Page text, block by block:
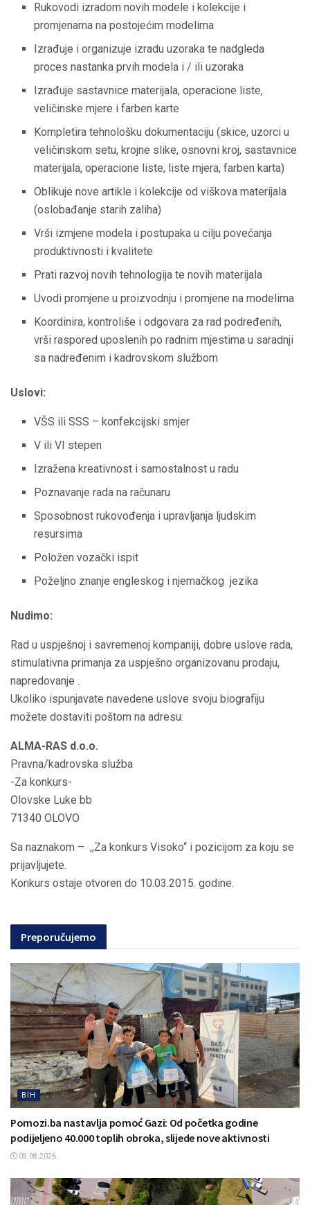
Rukovodi izradom novih modele i kolekcije i
promjenama na postojećim modelima
Izrađuje i organizuje izradu uzoraka te nadgleda
proces nastanka prvih modela i / ili uzoraka
Izrađuje sastavnice materijala, operacione liste,
veličinske mjere i farben karte
Kompletira tehnološku dokumentaciju (skice, uzorci u
veličinskom setu, krojne slike, osnovni kroj, sastavnice
materijala, operacione liste, liste mjera, farben karta)
Oblikuje nove artikle i kolekcije od viškova materijala
(oslobađanje starih zaliha)
Vrši izmjene modela i postupaka u cilju povećanja
produktivnosti i kvalitete
Prati razvoj novih tehnologija te novih materijala
Uvodi promjene u proizvodnju i promjene na modelima
Koordinira, kontroliše i odgovara za rad podređenih,
vrši raspored uposlenih po radnim mjestima u saradnji
sa nadređenim i kadrovskom službom
Uslovi:
VŠS ili SSS – konfekcijski smjer
V ili VI stepen
Izražena kreativnost i samostalnost u radu
Poznavanje rada na računaru
Sposobnost rukovođenja i upravljanja ljudskim
resursima
Položen vozački ispit
Poželjno znanje engleskog i njemačkog jezika
Nudimo:
Rad u uspješnoj i savremenoj kompaniji, dobre uslove rada,
stimulativna primanja za uspješno organizovanu prodaju,
napredovanje .
Ukoliko ispunjavate navedene uslove svoju biografiju
možete dostaviti poštom na adresu:
ALMA-RAS d.o.o.
Pravna/kadrovska služba
-Za konkurs-
Olovske Luke bb
71340 OLOVO
Sa naznakom – ,,Za konkurs Visoko“ i pozicijom za koju se
prijavljujete.
Konkurs ostaje otvoren do 10.03.2015. godine.
Preporučujemo
BIH
Pomozi.ba nastavlja pomoć Gazi: Od početka godine
podijeljeno 40.000 toplih obroka, slijede nove aktivnosti
05.08.2026.